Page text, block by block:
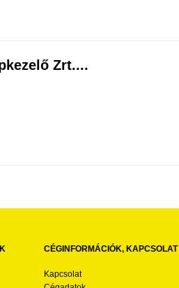
Zrt....
CÉGINFORMÁCIÓK, KAPCSOLAT
Kapcsolat